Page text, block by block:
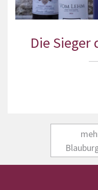
Die Sieger